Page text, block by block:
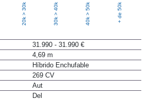
20k > 30k 30k > 40k 40k > 50k + de 50k
31.990 - 31.990 €
4,69 m
Híbrido Enchufable
269 CV
Aut
Del